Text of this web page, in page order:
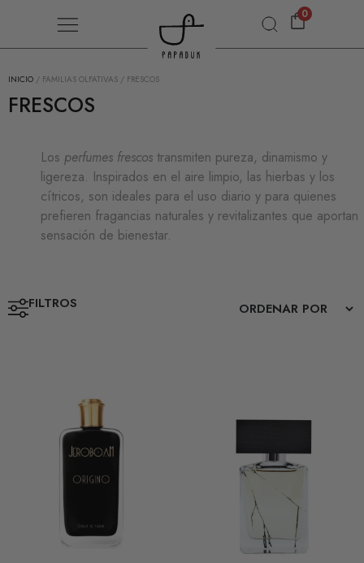
0
INICIO / FAMILIAS OLFATIVAS / FRESCOS
FRESCOS
Los perfumes frescos transmiten pureza, dinamismo y
ligereza. Inspirados en el aire limpio, las hierbas y los
cítricos, son ideales para el uso diario y para quienes
prefieren fragancias naturales y revitalizantes que aportan
sensación de bienestar.
FILTROS